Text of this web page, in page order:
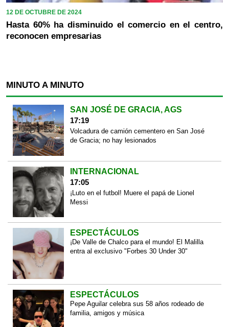
12 DE OCTUBRE DE 2024
Hasta 60% ha disminuido el comercio en el centro,
reconocen empresarias
MINUTO A MINUTO
SAN JOSÉ DE GRACIA, AGS
17:19
Volcadura de camión cementero en San José
de Gracia; no hay lesionados
INTERNACIONAL
17:05
¡Luto en el futbol! Muere el papá de Lionel
Messi
ESPECTÁCULOS
¡De Valle de Chalco para el mundo! El Malilla
entra al exclusivo "Forbes 30 Under 30"
ESPECTÁCULOS
Pepe Aguilar celebra sus 58 años rodeado de
familia, amigos y música